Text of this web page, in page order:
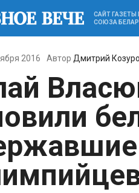
САЙТ ГАЗЕТЫ
СОЮЗА
2016 Автор Дмитрий